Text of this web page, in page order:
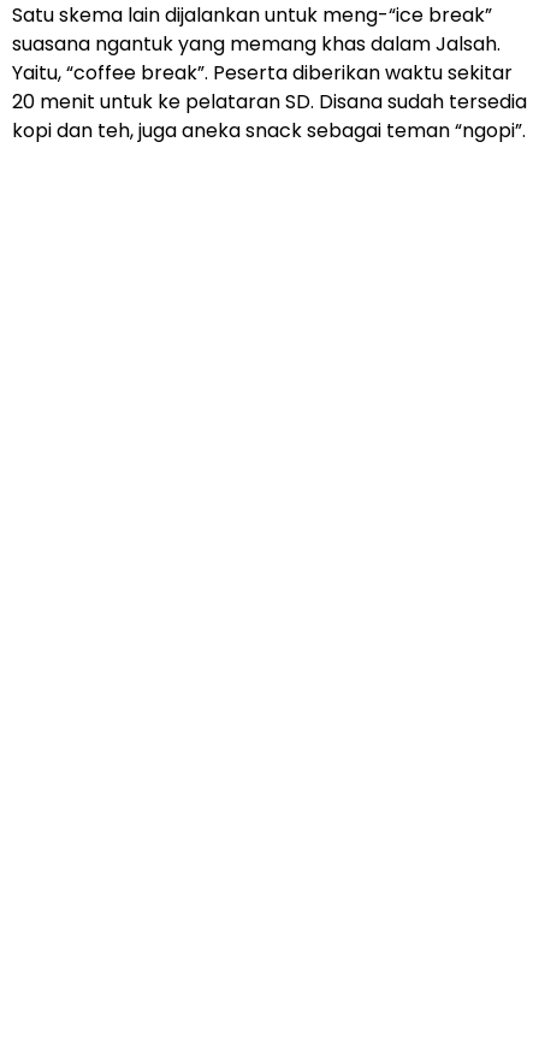
Satu skema lain dijalankan untuk meng-“ice break”
suasana ngantuk yang memang khas dalam Jalsah.
Yaitu, “coffee break”. Peserta diberikan waktu sekitar
20 menit untuk ke pelataran SD. Disana sudah tersedia
kopi dan teh, juga aneka snack sebagai teman “ngopi”.